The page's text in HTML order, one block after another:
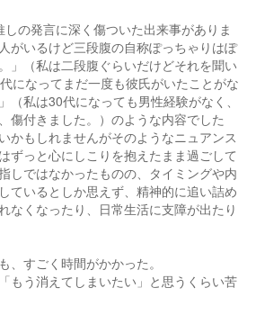
の発言に深く傷ついた出来事がありま
がいるけど三段腹の自称ぽっちゃりはぽ
」（私は二段腹ぐらいだけどそれを聞い
になってまだ一度も彼氏がいたことがな
（私は30代になっても男性経験がなく、
傷付きました。）のような内容でした
かもしれませんがそのようなニュアンス
ずっと心にしこりを抱えたまま過ごして
しではなかったものの、タイミングや内
ているとしか思えず、精神的に追い詰め
なくなったり、日常生活に支障が出たり
、すごく時間がかかった。
もう消えてしまいたい」と思うくらい苦